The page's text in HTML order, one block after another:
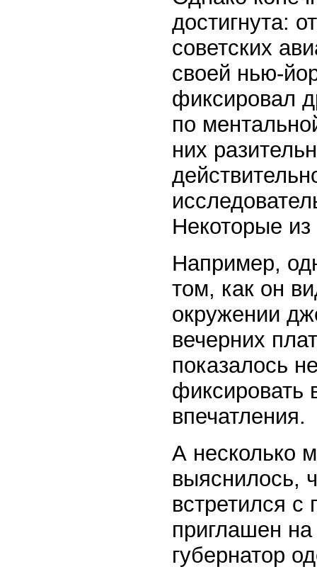
достигнута:
советских
своей нью-
фиксировал
по
них
Некоторые
Например,
том, как он
окружении
вечерних
показалось
фиксировать
впечатления.
А несколько
выяснилось,
встретился с
приглашен
губернатор